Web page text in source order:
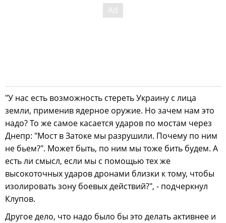
"У нас есть возможность стереть Украину с лица
земли, применив ядерное оружие. Но зачем нам это
надо? То же самое касается ударов по мостам через
Днепр: "Мост в Затоке мы разрушили. Почему по ним
не бьем?". Может быть, по ним мы тоже бить будем. А
есть ли смысл, если мы с помощью тех же
высокоточных ударов дронами близки к тому, чтобы
изолировать зону боевых действий?", - подчеркнул
Клупов.
Другое дело, что надо было бы это делать активнее и